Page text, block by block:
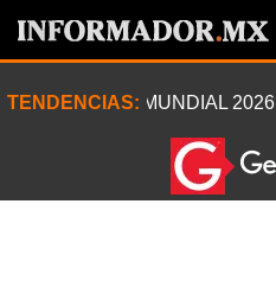
TENDENCIAS: MUNDIAL 2026